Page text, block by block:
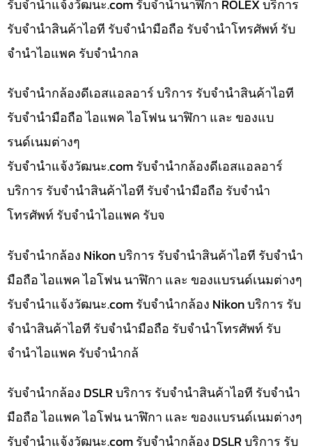
รับจํานําแจ้งวัฒนะ.com รับจำนำนาฬิกา ROLEX บริการ
รับจำนำสินค้าไอที รับจำนำมือถือ รับจำนำโทรศัพท์ รับ
จำนำไอแพค รับจำนำกล
รับจำนำกล้องดีเอสแอลอาร์ บริการ รับจำนำสินค้าไอที
รับจำนำมือถือ ไอแพค ไอโฟน นาฬิกา และ ของแบ
รนด์เนมต่างๆ
รับจํานําแจ้งวัฒนะ.com รับจำนำกล้องดีเอสแอลอาร์
บริการ รับจำนำสินค้าไอที รับจำนำมือถือ รับจำนำ
โทรศัพท์ รับจำนำไอแพค รับจ
รับจำนำกล้อง Nikon บริการ รับจำนำสินค้าไอที รับจำนำ
มือถือ ไอแพค ไอโฟน นาฬิกา และ ของแบรนด์เนมต่างๆ
รับจํานําแจ้งวัฒนะ.com รับจำนำกล้อง Nikon บริการ รับ
จำนำสินค้าไอที รับจำนำมือถือ รับจำนำโทรศัพท์ รับ
จำนำไอแพค รับจำนำกล้
รับจำนำกล้อง DSLR บริการ รับจำนำสินค้าไอที รับจำนำ
มือถือ ไอแพค ไอโฟน นาฬิกา และ ของแบรนด์เนมต่างๆ
รับจํานําแจ้งวัฒนะ.com รับจำนำกล้อง DSLR บริการ รับ